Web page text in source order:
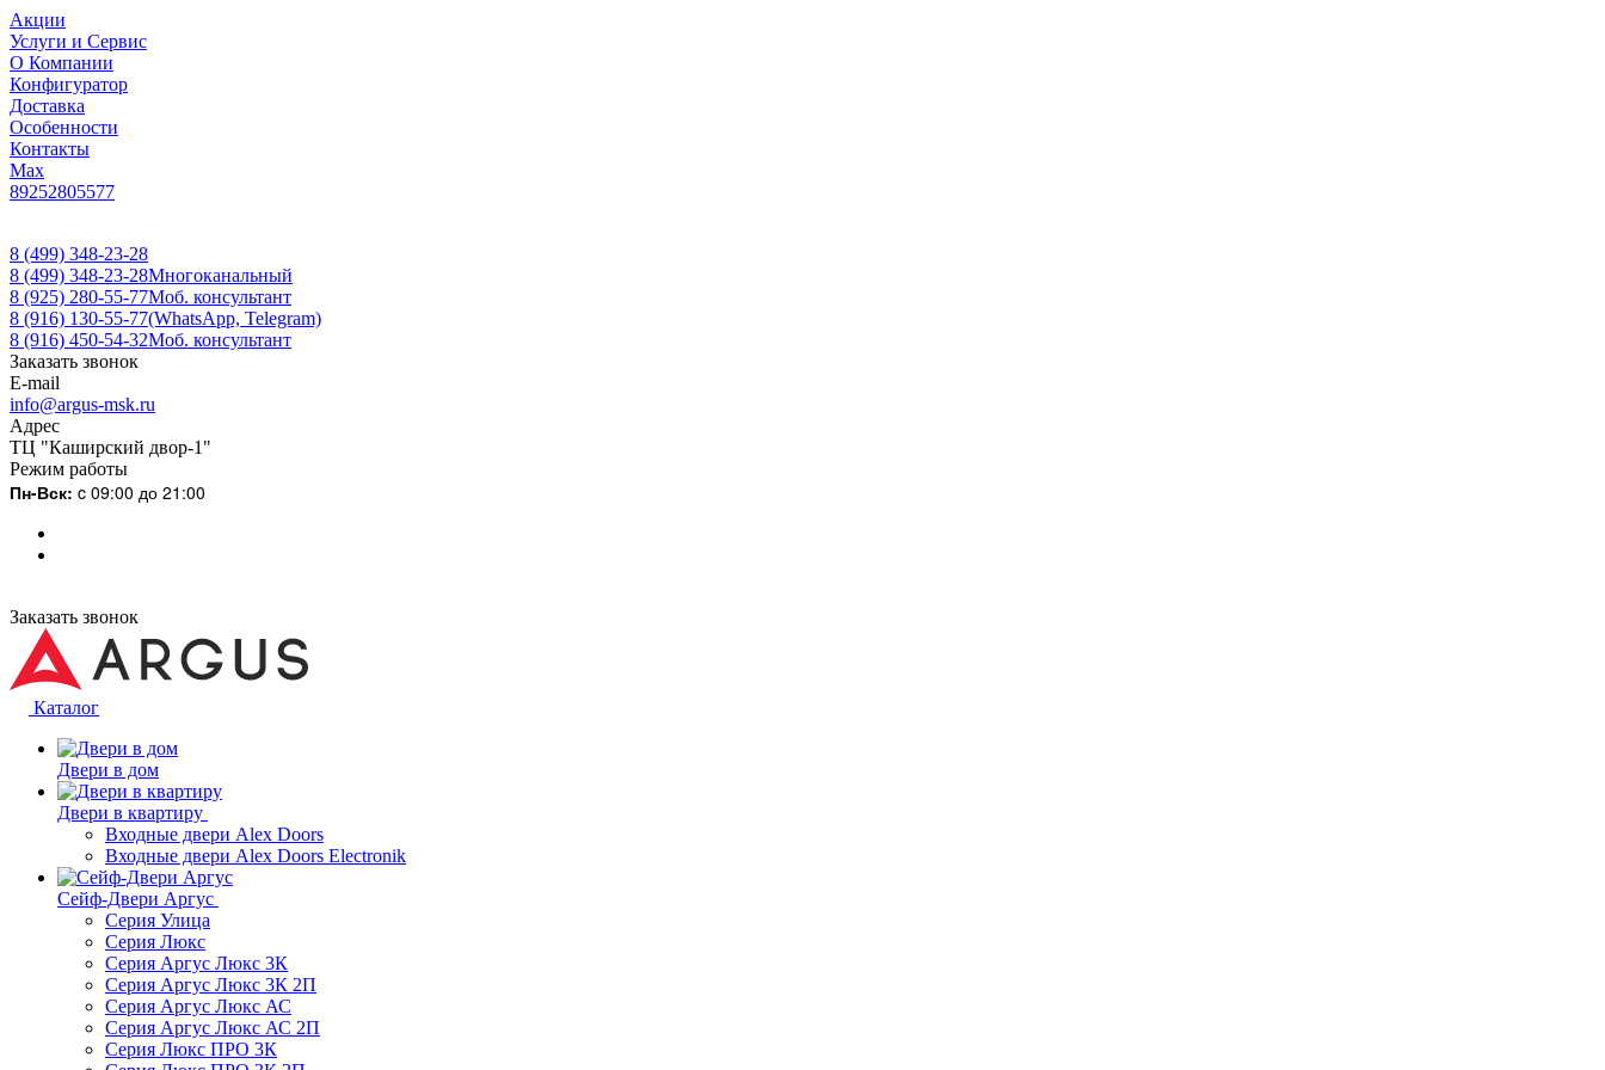
Акции
Услуги и Сервис
О Компании
Конфигуратор
Доставка
Особенности
Контакты
Max
89252805577
8 (499) 348-23-28
8 (499) 348-23-28Многоканальный
8 (925) 280-55-77Моб. консультант
8 (916) 130-55-77(WhatsApp, Telegram)
8 (916) 450-54-32Моб. консультант
Заказать звонок
E-mail
info@argus-msk.ru
Адрес
ТЦ "Каширский двор-1"
Режим работы
Пн-Вск: c 09:00 до 21:00
Заказать звонок
Каталог
Двери в дом
Двери в квартиру
Входные двери Alex Doors
Входные двери Alex Doors Electronik
Сейф-Двери Аргус
Серия Улица
Серия Люкс
Серия Аргус Люкс 3К
Серия Аргус Люкс 3К 2П
Серия Аргус Люкс АС
Серия Аргус Люкс АС 2П
Серия Люкс ПРО 3К